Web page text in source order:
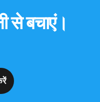
से बचाएं।